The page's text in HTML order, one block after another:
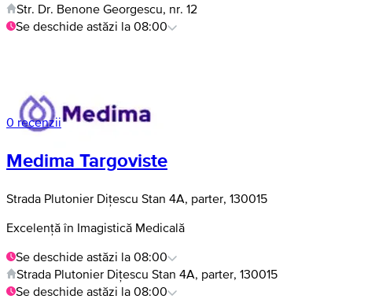
Str. Dr. Benone Georgescu, nr. 12
Se deschide astăzi la 08:00
0 recenzii
Medima Targoviste
Strada Plutonier Dițescu Stan 4A, parter, 130015
Excelență în Imagistică Medicală
Se deschide astăzi la 08:00
Strada Plutonier Dițescu Stan 4A, parter, 130015
Se deschide astăzi la 08:00